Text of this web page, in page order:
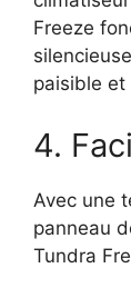
Freeze
paisible et
4.
Avec une
panneau
Tundra